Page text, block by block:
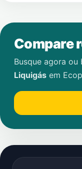
Compare
Busque agora
Liquigás em